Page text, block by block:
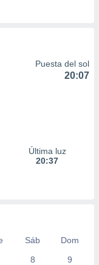
Puesta del sol
20:07
Última luz
20:37
Sáb
Dom
8 9